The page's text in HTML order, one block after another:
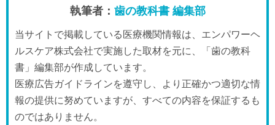
執筆者： 歯の教科書 編集部
当サイトで掲載している医療機関情報は、エンパワーヘ
ルスケア株式会社で実施した取材を元に、「歯の教科
書」編集部が作成しています。
医療広告ガイドラインを遵守し、より正確かつ適切な情
報の提供に努めていますが、すべての内容を保証するも
のではありません。